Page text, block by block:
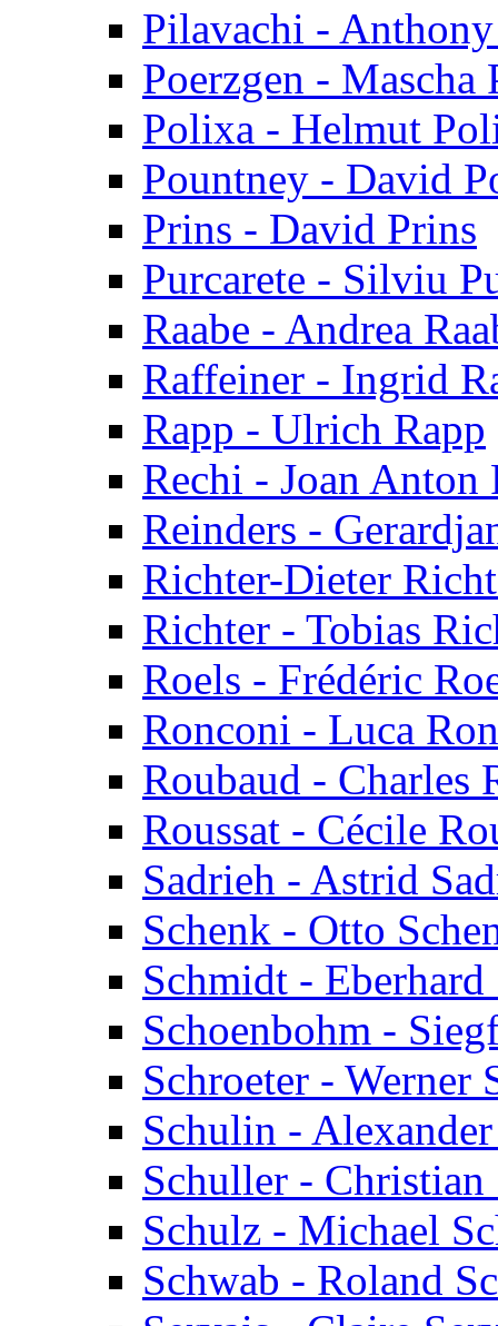
Pilavachi -
Poerzgen - Mascha
Polixa - Helmut
Pountney - David
Prins - David Prins
Purcarete - Silviu
Raabe - Andrea
Raffeiner - Ingrid
Rapp - Ulrich Rapp
Rechi - Joan Anton
Reinders -
Richter-Dieter
Richter - Tobias
Roels - Frédéric
Ronconi - Luca
Roubaud - Charles
Roussat - Cécile
Sadrieh - Astrid
Schenk - Otto
Schmidt -
Schoenbohm -
Schroeter - Werner
Schulin -
Schuller - Christian
Schulz - Michael
Schwab - Roland